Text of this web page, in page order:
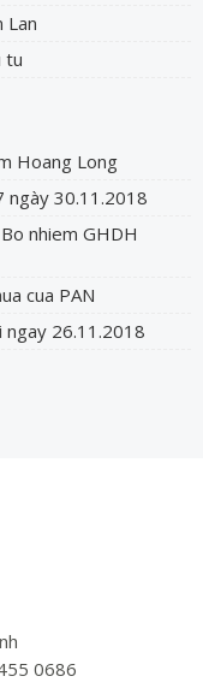
Lan
tu
Hoang Long
ngày 30.11.2018
nhiem GHDH
cua PAN
ngay 26.11.2018
0686